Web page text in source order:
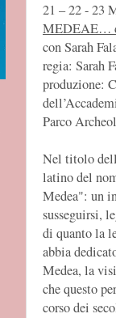
21 – 22 - 23
MEDEAE…
con Sarah
regia: Sarah
produzione:
Parco
Nel titolo
latino del
Medea": un
susseguirsi,
di quanto la
abbia
Medea, la
che questo
corso dei